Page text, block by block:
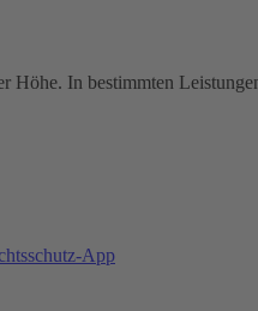
In bestimmten
App